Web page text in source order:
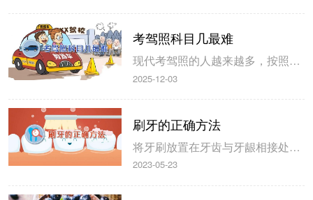
考驾照科目几最难
现代考驾照的人越来越多，按照现在考驾照的数据显示，大部分人都会觉得科目二的难度最大，其次是科目三，对于这个问题是没有固定的答案，一些年龄较大或者不懂电脑的人会认为科目一和科目四是最难的。 考驾照科目二最难 由于现代汽车的普及，考驾照的人也越来越多，那么考驾照科目几最难，一般来说这个没有固定的统一答...
2025-12-03
刷牙的正确方法
将牙刷放置在牙齿与牙龈相接处刷洗，轻轻的按压牙刷，使刷毛进入龈沟，以旋转的方式进行清洗，对于下上排牙齿，以每次2颗的数量进行刷洗，内侧的牙齿则需要单颗进行，这样才能完全消除牙齿内侧的细菌。 1、轻刷牙齿表面 每当刷牙的时候需要使牙齿与牙刷之间保持45°的角度，将其放置在牙齿与牙龈的相接处，...
2023-05-23